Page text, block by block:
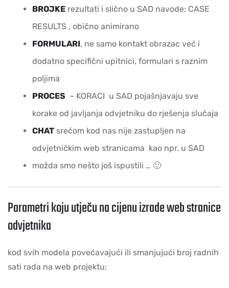
BROJKE rezultati i slično u SAD navode: CASE
RESULTS , obično animirano
FORMULARI, ne samo kontakt obrazac već i
dodatno specifični upitnici, formulari s raznim
poljima
PROCES – KORACI u SAD pojašnjavaju sve
korake od javljanja odvjetniku do rješenja slučaja
CHAT srećom kod nas nije zastupljen na
odvjetničkim web stranicama kao npr. u SAD
možda smo nešto još ispustili … 🙂
Parametri koju utječu na cijenu izrade web stranice
odvjetnika
kod svih modela povećavajući ili smanjujući broj radnih
sati rada na web projektu: